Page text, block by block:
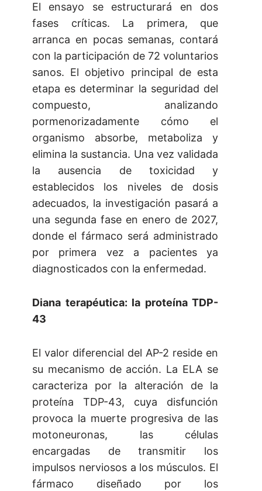
El ensayo se estructurará en dos
fases críticas. La primera, que
arranca en pocas semanas, contará
con la participación de 72 voluntarios
sanos. El objetivo principal de esta
etapa es determinar la seguridad del
compuesto, analizando
pormenorizadamente cómo el
organismo absorbe, metaboliza y
elimina la sustancia. Una vez validada
la ausencia de toxicidad y
establecidos los niveles de dosis
adecuados, la investigación pasará a
una segunda fase en enero de 2027,
donde el fármaco será administrado
por primera vez a pacientes ya
diagnosticados con la enfermedad.
Diana terapéutica: la proteína TDP-
43
El valor diferencial del AP-2 reside en
su mecanismo de acción. La ELA se
caracteriza por la alteración de la
proteína TDP-43, cuya disfunción
provoca la muerte progresiva de las
motoneuronas, las células
encargadas de transmitir los
impulsos nerviosos a los músculos. El
fármaco diseñado por los